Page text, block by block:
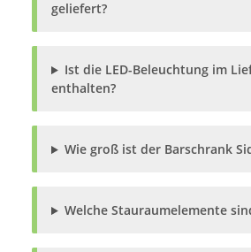
geliefert?
Ist die LED-Beleuchtung im
enthalten?
Wie groß ist der Barschrank
Welche Stauraumelemente